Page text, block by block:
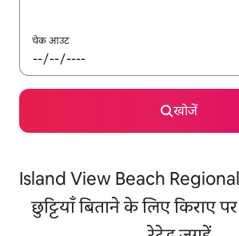
चेक आउट
खोजें
Island View Beach
छुट्टियाँ बिताने के लिए किराए